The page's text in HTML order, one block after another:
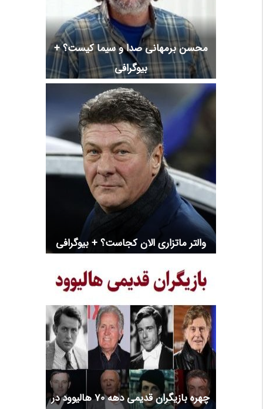
محسن برمهانی صدا و سیما کیست؟ +
بیوگرافی
والتر ماتزاری الان کجاست؟ + بیوگرافی
چهره بازیگران قدیمی دهه 70 هالیوود در